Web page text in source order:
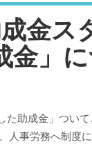
金ス
金」
助成金」つい
人事労務へ制度